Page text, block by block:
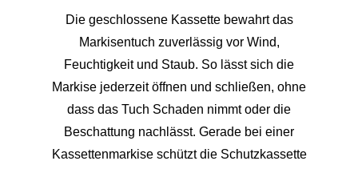
Die geschlossene Kassette bewahrt das
Markisentuch zuverlässig vor Wind,
Feuchtigkeit und Staub. So lässt sich die
Markise jederzeit öffnen und schließen, ohne
dass das Tuch Schaden nimmt oder die
Beschattung nachlässt. Gerade bei einer
Kassettenmarkise schützt die Schutzkassette